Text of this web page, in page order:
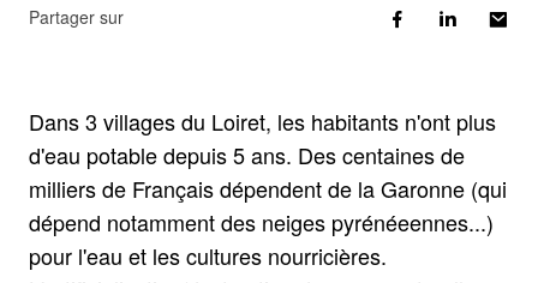
Partager sur
Dans 3 villages du Loiret, les habitants n'ont plus
d'eau potable depuis 5 ans. Des centaines de
milliers de Français dépendent de la Garonne (qui
dépend notamment des neiges pyrénéeennes...)
pour l'eau et les cultures nourricières.